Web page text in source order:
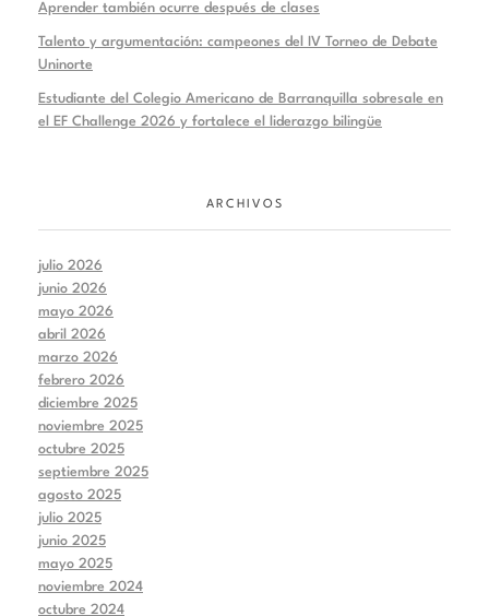
Aprender también ocurre después de clases
Talento y argumentación: campeones del IV Torneo de Debate
Uninorte
Estudiante del Colegio Americano de Barranquilla sobresale en
el EF Challenge 2026 y fortalece el liderazgo bilingüe
ARCHIVOS
julio 2026
junio 2026
mayo 2026
abril 2026
marzo 2026
febrero 2026
diciembre 2025
noviembre 2025
octubre 2025
septiembre 2025
agosto 2025
julio 2025
junio 2025
mayo 2025
noviembre 2024
octubre 2024